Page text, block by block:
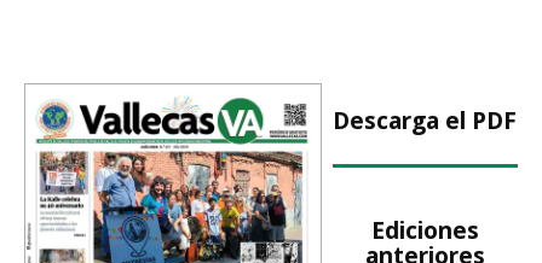
Descarga el PDF
Ediciones
anteriores